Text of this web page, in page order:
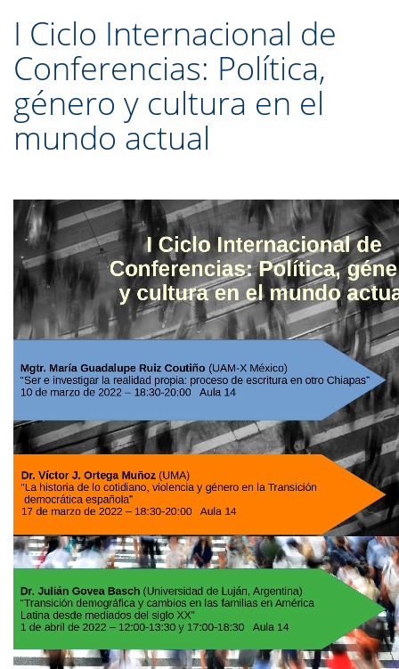
I Ciclo Internacional de
Conferencias: Política,
género y cultura en el
mundo actual